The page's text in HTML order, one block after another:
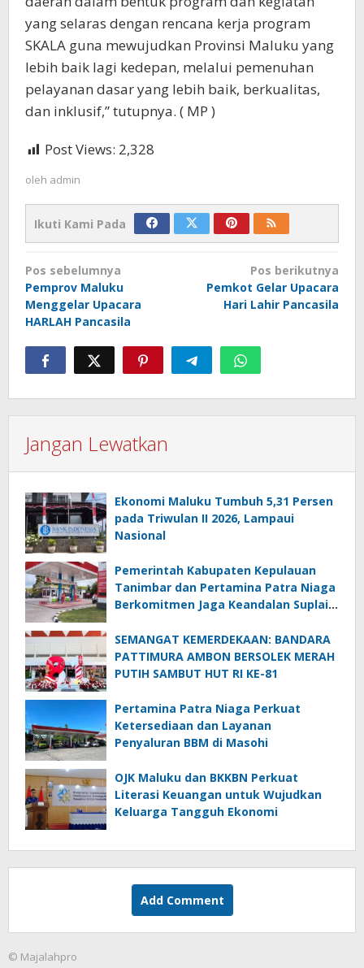
yang selaras dengan rencana kerja program
SKALA guna mewujudkan Provinsi Maluku yang
lebih baik lagi kedepan, melalui pemenuhan
pelayanan dasar yang lebih baik, berkualitas,
dan inklusif,” tutupnya. ( MP )
Post Views: 2,328
oleh admin
Ikuti Kami Pada
Navigasi
pos
Pos sebelumnya
Pemprov Maluku
Menggelar Upacara
HARLAH Pancasila
Pos berikutnya
Pemkot Gelar Upacara
Hari Lahir Pancasila
Jangan Lewatkan
Ekonomi Maluku Tumbuh 5,31 Persen
pada Triwulan II 2026, Lampaui
Nasional
Pemerintah Kabupaten Kepulauan
Tanimbar dan Pertamina Patra Niaga
Berkomitmen Jaga Keandalan Suplai
SEMANGAT KEMERDEKAAN: BANDARA
PATTIMURA AMBON BERSOLEK MERAH
PUTIH SAMBUT HUT RI KE-81
Pertamina Patra Niaga Perkuat
Ketersediaan dan Layanan
Penyaluran BBM di Masohi
OJK Maluku dan BKKBN Perkuat
Literasi Keuangan untuk Wujudkan
Keluarga Tangguh Ekonomi
Add Comment
© Majalahpro